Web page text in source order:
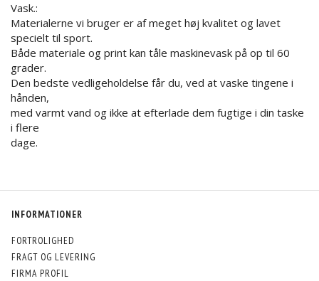
Vask.:
Materialerne vi bruger er af meget høj kvalitet og lavet
specielt til sport.
Både materiale og print kan tåle maskinevask på op til 60
grader.
Den bedste vedligeholdelse får du, ved at vaske tingene i
hånden,
med varmt vand og ikke at efterlade dem fugtige i din taske
i flere
dage.
INFORMATIONER
FORTROLIGHED
FRAGT OG LEVERING
FIRMA PROFIL